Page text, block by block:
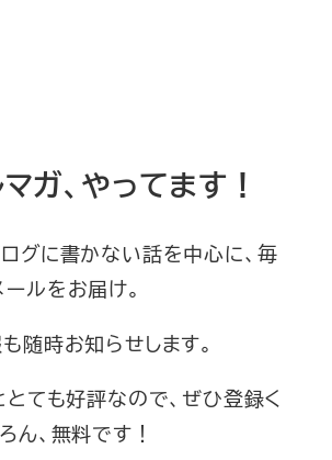
ガ、やってます！
グに書かない話を中心に、毎
ルをお届け。
随時お知らせします。
とても好評なので、ぜひ登録く
ん、無料です！